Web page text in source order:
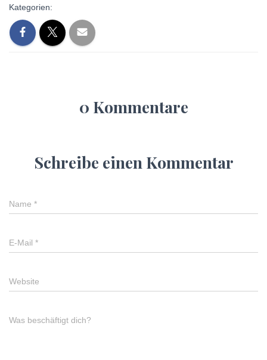
Kategorien:
0 Kommentare
Schreibe einen Kommentar
Name *
E-Mail *
Website
Was beschäftigt dich?